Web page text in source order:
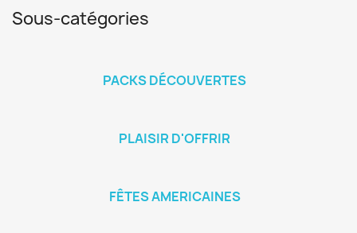
Sous-catégories
PACKS DÉCOUVERTES
PLAISIR D'OFFRIR
FÊTES AMERICAINES